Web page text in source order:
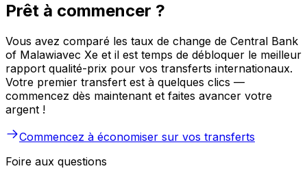
Prêt à commencer ?
Vous avez comparé les taux de change de Central Bank
of Malawiavec Xe et il est temps de débloquer le meilleur
rapport qualité-prix pour vos transferts internationaux.
Votre premier transfert est à quelques clics —
commencez dès maintenant et faites avancer votre
argent !
Commencez à économiser sur vos transferts
Foire aux questions